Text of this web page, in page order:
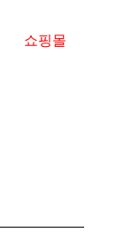
쇼핑몰